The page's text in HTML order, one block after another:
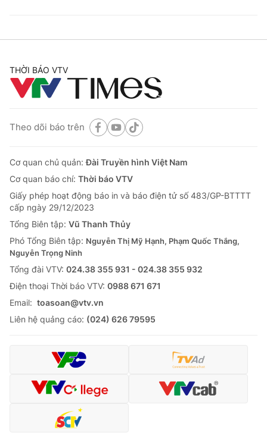
THỜI BÁO VTV
Theo dõi báo trên
Cơ quan chủ quản:Đài Truyền hình Việt Nam
Cơ quan báo chí: Thời báo VTV
Giấy phép hoạt động báo in và báo điện tử số 483/GP-BTTTT
cấp ngày 29/12/2023
Tổng Biên tập: Vũ Thanh Thủy
Phó Tổng Biên tập: Nguyễn Thị Mỹ Hạnh, Phạm Quốc Thắng,
Nguyễn Trọng Ninh
Tổng đài VTV: 024.38 355 931 - 024.38 355 932
Ðiện thoại Thời báo VTV: 0988 671 671
Email: toasoan@vtv.vn
Liên hệ quảng cáo: (024) 626 79595